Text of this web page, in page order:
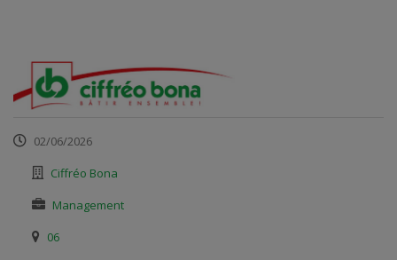
02/06/2026
Ciffréo Bona
Management
06